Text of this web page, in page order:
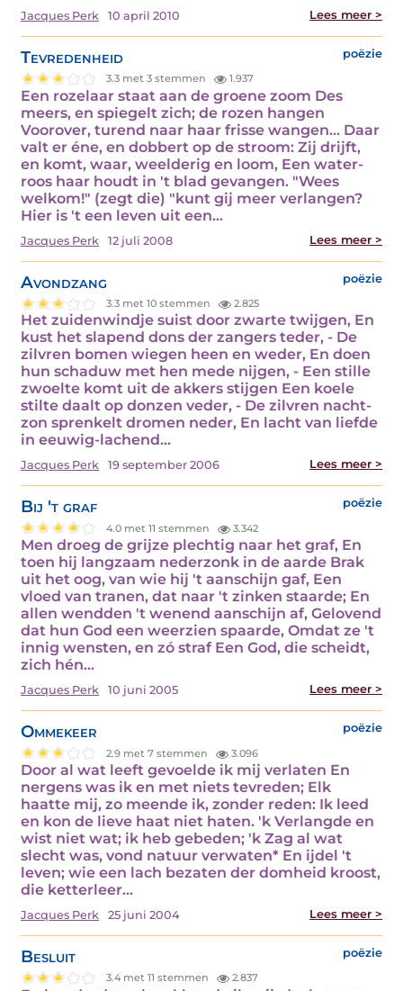
Jacques Perk 10 april 2010 Lees meer >
Tevredenheid poëzie
3.3 met 3 stemmen 1.937
Een rozelaar staat aan de groene zoom Des
meers, en spiegelt zich; de rozen hangen
Voorover, turend naar haar frisse wangen... Daar
valt er éne, en dobbert op de stroom: Zij drijft,
en komt, waar, weelderig en loom, Een water-
roos haar houdt in 't blad gevangen. "Wees
welkom!" (zegt die) "kunt gij meer verlangen?
Hier is 't een leven uit een…
Jacques Perk 12 juli 2008 Lees meer >
Avondzang poëzie
3.3 met 10 stemmen 2.825
Het zuidenwindje suist door zwarte twijgen, En
kust het slapend dons der zangers teder, - De
zilvren bomen wiegen heen en weder, En doen
hun schaduw met hen mede nijgen, - Een stille
zwoelte komt uit de akkers stijgen Een koele
stilte daalt op donzen veder, - De zilvren nacht-
zon sprenkelt dromen neder, En lacht van liefde
in eeuwig-lachend…
Jacques Perk 19 september 2006 Lees meer >
Bij 't graf poëzie
4.0 met 11 stemmen 3.342
Men droeg de grijze plechtig naar het graf, En
toen hij langzaam nederzonk in de aarde Brak
uit het oog, van wie hij 't aanschijn gaf, Een
vloed van tranen, dat naar 't zinken staarde; En
allen wendden 't wenend aanschijn af, Gelovend
dat hun God een weerzien spaarde, Omdat ze 't
innig wensten, en zó straf Een God, die scheidt,
zich hén…
Jacques Perk 10 juni 2005 Lees meer >
Ommekeer poëzie
2.9 met 7 stemmen 3.096
Door al wat leeft gevoelde ik mij verlaten En
nergens was ik en met niets tevreden; Elk
haatte mij, zo meende ik, zonder reden: Ik leed
en kon de lieve haat niet haten. 'k Verlangde en
wist niet wat; ik heb gebeden; 'k Zag al wat
slecht was, vond natuur verwaten* En ijdel 't
leven; wie een lach bezaten der domheid kroost,
die ketterleer…
Jacques Perk 25 juni 2004 Lees meer >
Besluit poëzie
3.4 met 11 stemmen 2.837